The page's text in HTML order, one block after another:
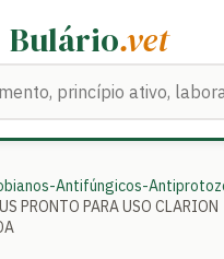
Bulário.vet
Antifúngicos-
PRONTO PARA USO CLARION